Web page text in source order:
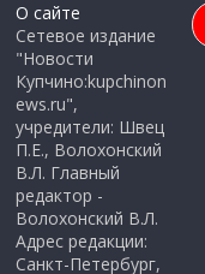
О сайте
Сетевое издание
"Новости
Купчино:kupchinon
ews.ru",
учредители: Швец
П.Е., Волохонский
В.Л. Главный
редактор -
Волохонский В.Л.
Адрес редакции:
Санкт-Петербург,